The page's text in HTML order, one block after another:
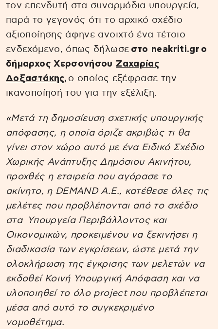
τον επενδυτή στα συναρμόδια υπουργεία,
παρά το γεγονός ότι το αρχικό σχέδιο
αξιοποίησης άφηνε ανοιχτό ένα τέτοιο
ενδεχόμενο, όπως δήλωσε στο neakriti.gr ο
δήμαρχος Χερσονήσου Ζαχαρίας
Δοξαστάκης, ο οποίος εξέφρασε την
ικανοποίησή του για την εξέλιξη.
«Μετά τη δημοσίευση σχετικής υπουργικής
απόφασης, η οποία όριζε ακριβώς τι θα
γίνει στον χώρο αυτό με ένα Ειδικό Σχέδιο
Χωρικής Ανάπτυξης Δημόσιου Ακινήτου,
προχθές η εταιρεία που αγόρασε το
ακίνητο, η DEMAND Α.Ε., κατέθεσε όλες τις
μελέτες που προβλέπονται από το σχέδιο
στα Υπουργεία Περιβάλλοντος και
Οικονομικών, προκειμένου να ξεκινήσει η
διαδικασία των εγκρίσεων, ώστε μετά την
ολοκλήρωση της έγκρισης των μελετών να
εκδοθεί Κοινή Υπουργική Απόφαση και να
υλοποιηθεί το όλο project που προβλέπεται
μέσα από αυτό το συγκεκριμένο
νομοθέτημα.